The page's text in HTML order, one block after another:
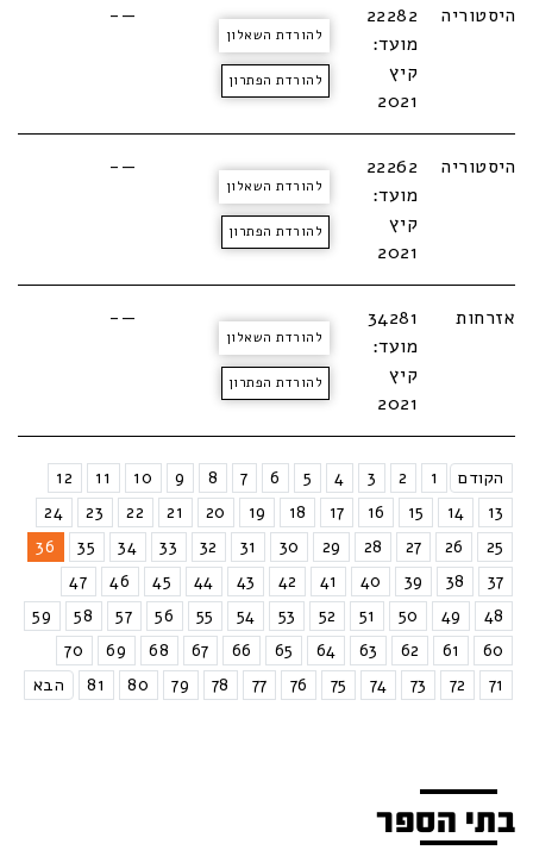
היסטוריה
22282
מועד:
קיץ
2021
להורדת השאלון
להורדת הפתרון
—-
היסטוריה
22262
מועד:
קיץ
2021
להורדת השאלון
להורדת הפתרון
—-
אזרחות
34281
מועד:
קיץ
2021
להורדת השאלון
להורדת הפתרון
—-
הקודם 1
2
3
4
5
6
7
8
9
10
11
12
13
14
15
16
17
18
19
20
21
22
23
24
25
26
27
28
29
30
31
32
33
34
35
36
37
38
39
40
41
42
43
44
45
46
47
48
49
50
51
52
53
54
55
56
57
58
59
60
61
62
63
64
65
66
67
68
69
70
71
72
73
74
75
76
77
78
79
80
81 הבא
בתי הספר